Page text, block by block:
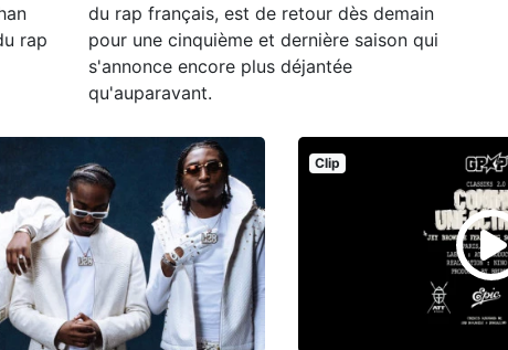
rap
du rap français, est de retour dès demain
pour une cinquième et dernière saison qui
s'annonce encore plus déjantée
qu'auparavant.
Clip